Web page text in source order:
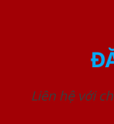
Liên hệ với